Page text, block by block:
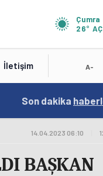
Çumra
26°
İletişim A-
18:56 / Karatay
Son dakika
14.04.2023 06:10
BAŞKAN